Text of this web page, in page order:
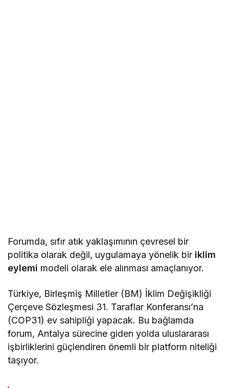
Forumda, sıfır atık yaklaşımının çevresel bir
politika olarak değil, uygulamaya yönelik bir iklim
eylemi modeli olarak ele alınması amaçlanıyor.
Türkiye, Birleşmiş Milletler (BM) İklim Değişikliği
Çerçeve Sözleşmesi 31. Taraflar Konferansı’na
(COP31) ev sahipliği yapacak. Bu bağlamda
forum, Antalya sürecine giden yolda uluslararası
işbirliklerini güçlendiren önemli bir platform niteliği
taşıyor.